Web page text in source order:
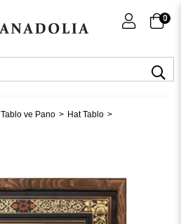
0
Tablo ve Pano Hat Tablo